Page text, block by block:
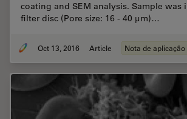
coating and SEM analysis. Sample was
filter disc (Pore size: 16 - 40 μm)…
Oct 13, 2016 Article Nota de aplicação